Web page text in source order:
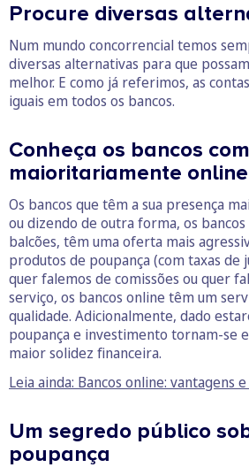
Procure diversas
Num mundo concorrencial temos
diversas alternativas para que
melhor. E como já referimos, as
iguais em todos os bancos.
Conheça os bancos
maioritariamente online
Os bancos que têm a sua presença
ou dizendo de outra forma, os
balcões, têm uma oferta mais
produtos de poupança (com taxas de
quer falemos de comissões ou quer
serviço, os bancos online têm um
qualidade. Adicionalmente, dado
poupança e investimento tornam-se
maior solidez financeira.
Leia ainda: Bancos online: vantagens
Um segredo público
poupança